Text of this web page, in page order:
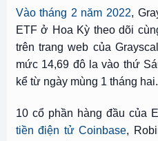
Vào tháng 2 năm 2022,
ETF ở Hoa Kỳ theo dõi
trên trang web của
mức 14,69 đô la vào thứ
kể từ ngày mùng 1 tháng hai.
10 cổ phần hàng đầu của
tiền điện tử Coinbase,